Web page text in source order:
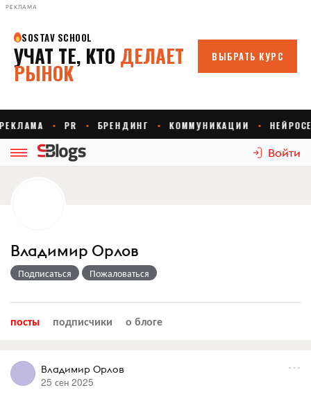
РЕКЛАМА
Войти
Владимир Орлов
Подписаться Пожаловаться
посты подписчики о блоге
Владимир Орлов
25 сен 2025